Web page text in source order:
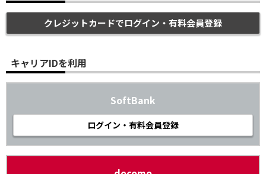
クレジットカードでログイン・有料会員登録
キャリアIDを利用
SoftBank
ログイン・有料会員登録